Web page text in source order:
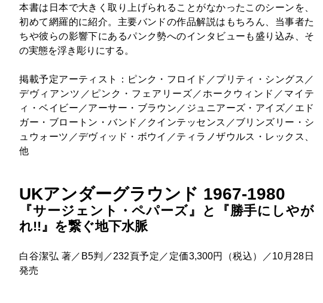
本書は日本で大きく取り上げられることがなかったこのシーンを、
初めて網羅的に紹介。主要バンドの作品解説はもちろん、当事者た
ちや彼らの影響下にあるパンク勢へのインタビューも盛り込み、そ
の実態を浮き彫りにする。
掲載予定アーティスト：ピンク・フロイド／プリティ・シングス／
デヴィアンツ／ピンク・フェアリーズ／ホークウィンド／マイテ
ィ・ベイビー／アーサー・ブラウン／ジュニアーズ・アイズ／エド
ガー・ブロートン・バンド／クインテッセンス／ブリンズリー・シ
ュウォーツ／デヴィッド・ボウイ／ティラノザウルス・レックス、
他
UKアンダーグラウンド 1967-1980
『サージェント・ペパーズ』と『勝手にしやが
れ!!』を繋ぐ地下水脈
白谷潔弘 著／B5判／232頁予定／定価3,300円（税込）／10月28日
発売